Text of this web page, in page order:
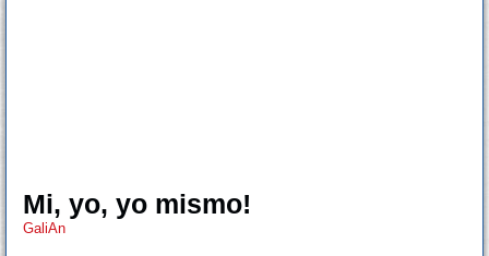
Mi, yo, yo mismo!
GaliAn